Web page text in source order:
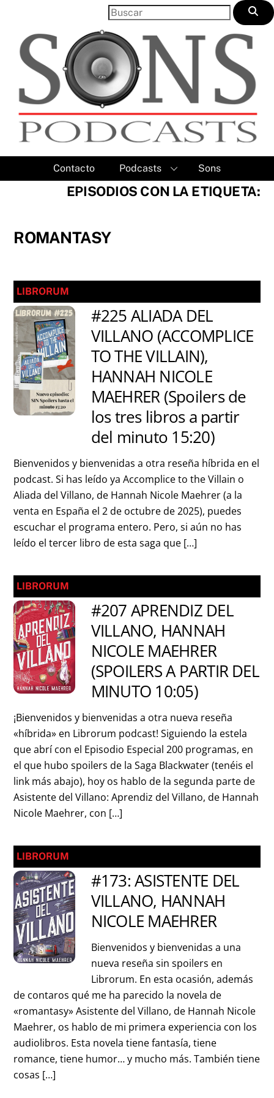
content
Contacto Podcasts Sons
EPISODIOS CON LA ETIQUETA:
ROMANTASY
LIBRORUM
#225 ALIADA DEL
VILLANO (ACCOMPLICE
TO THE VILLAIN),
HANNAH NICOLE
MAEHRER (Spoilers de
los tres libros a partir
del minuto 15:20)
Bienvenidos y bienvenidas a otra reseña híbrida en el
podcast. Si has leído ya Accomplice to the Villain o
Aliada del Villano, de Hannah Nicole Maehrer (a la
venta en España el 2 de octubre de 2025), puedes
escuchar el programa entero. Pero, si aún no has
leído el tercer libro de esta saga que […]
LIBRORUM
#207 APRENDIZ DEL
VILLANO, HANNAH
NICOLE MAEHRER
(SPOILERS A PARTIR DEL
MINUTO 10:05)
¡Bienvenidos y bienvenidas a otra nueva reseña
«híbrida» en Librorum podcast! Siguiendo la estela
que abrí con el Episodio Especial 200 programas, en
el que hubo spoilers de la Saga Blackwater (tenéis el
link más abajo), hoy os hablo de la segunda parte de
Asistente del Villano: Aprendiz del Villano, de Hannah
Nicole Maehrer, con […]
LIBRORUM
#173: ASISTENTE DEL
VILLANO, HANNAH
NICOLE MAEHRER
Bienvenidos y bienvenidas a una
nueva reseña sin spoilers en
Librorum. En esta ocasión, además
de contaros qué me ha parecido la novela de
«romantasy» Asistente del Villano, de Hannah Nicole
Maehrer, os hablo de mi primera experiencia con los
audiolibros. Esta novela tiene fantasía, tiene
romance, tiene humor… y mucho más. También tiene
cosas […]